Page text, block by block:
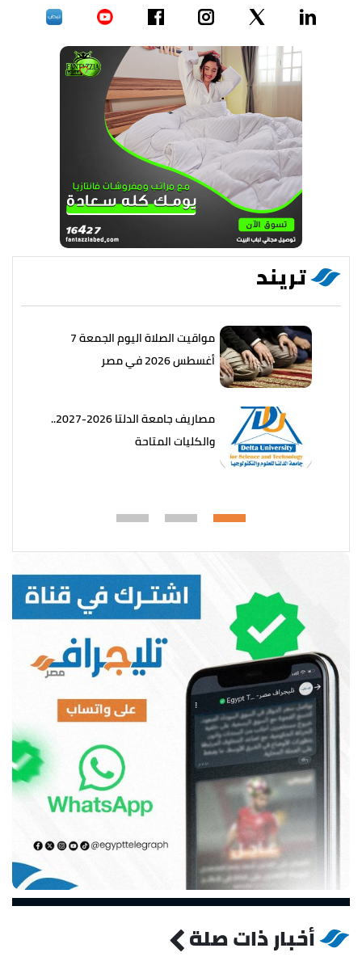
تريند
مواقيت الصلاة اليوم الجمعة 7
أغسطس 2026 في مصر
مصاريف جامعة الدلتا 2026-2027..
والكليات المتاحة
أخبار ذات صلة